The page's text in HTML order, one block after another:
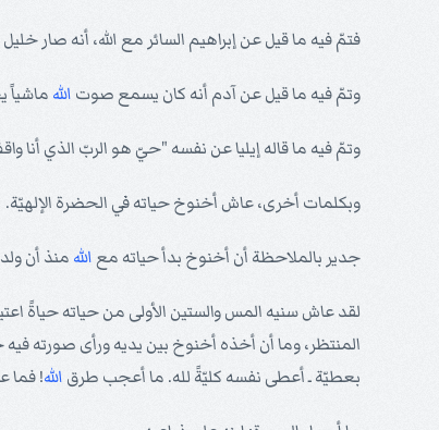
فتمّ فيه ما قيل عن إبراهيم السائر مع الله، أنه صار خليل
وتمّ فيه ما قيل عن آدم أنه كان يسمع صوت الله ماشياً
وتمّ فيه ما قاله إيليا عن نفسه "حيّ هو الربّ الذي أنا
وبكلمات أخرى، عاش أخنوخ حياته في الحضرة الإلهيّة.
جدير بالملاحظة أن أخنوخ بدأ حياته مع الله منذ أن
لقد عاش سنيه المس والستين الأولى من حياته حياةً
المنتظر، وما أن أخذه أخنوخ بين يديه ورأى صورته
بعطيّة ـ أعطى نفسه كليّةً لله. ما أعجب طرق الله! فما